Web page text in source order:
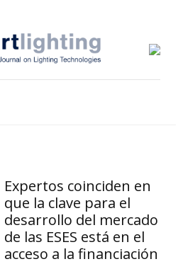
Expertos coinciden en
que la clave para el
desarrollo del mercado
de las ESES está en el
acceso a la financiación